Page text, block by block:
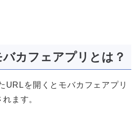
バカフェアプリとは？
URLを開くとモバカフェアプリ
ます。